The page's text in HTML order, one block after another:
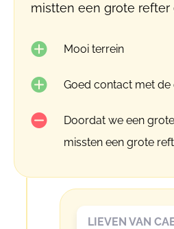
mistten een grote refter
Mooi terrein
Goed contact met de
Doordat we een
missten een grote
LIEVEN VAN